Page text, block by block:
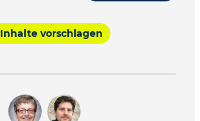
Inhalte vorschlagen